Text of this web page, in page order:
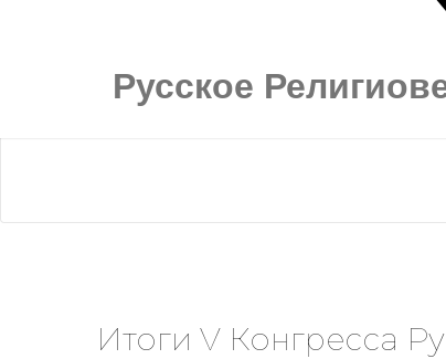
Русское
Итоги V Конгресса